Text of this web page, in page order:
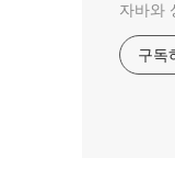
자바와
구독